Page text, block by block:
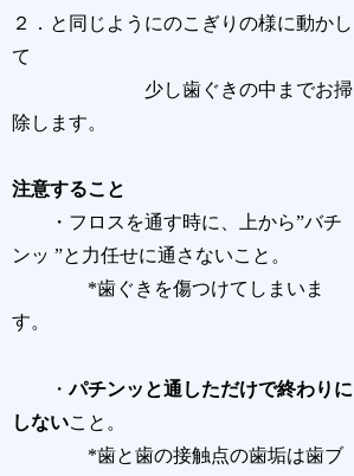
２．と同じようにのこぎりの様に動かし
て
少し歯ぐきの中までお掃
除します。
注意すること
・フロスを通す時に、上から”バチ
ンッ ”と力任せに通さないこと。
*歯ぐきを傷つけてしまいま
す。
・パチンッと通しただけで終わりに
しないこと。
*歯と歯の接触点の歯垢は歯ブ